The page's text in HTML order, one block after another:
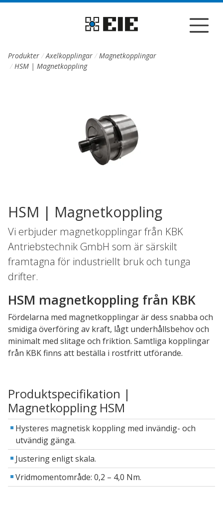
Till sidans huvudinnehåll
Produkter Axelkopplingar
Magnetkopplingar
HSM | Magnetkoppling
HSM | Magnetkoppling
Vi erbjuder magnetkopplingar från KBK
Antriebstechnik GmbH som är särskilt
framtagna för industriellt bruk och tunga
drifter.
HSM magnetkoppling från KBK
Fördelarna med magnetkopplingar är dess snabba och
smidiga överföring av kraft, lågt underhållsbehov och
minimalt med slitage och friktion. Samtliga kopplingar
från KBK finns att beställa i rostfritt utförande.
Produktspecifikation |
Magnetkoppling HSM
Hysteres magnetisk koppling med invändig- och
utvändig gänga.
Justering enligt skala.
Vridmomentområde: 0,2 – 4,0 Nm.